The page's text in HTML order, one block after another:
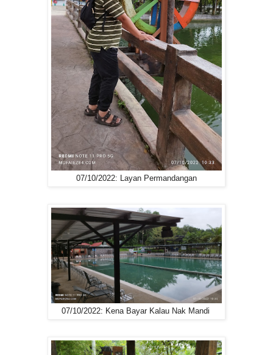
07/10/2022: Layan Permandangan
07/10/2022: Kena Bayar Kalau Nak Mandi